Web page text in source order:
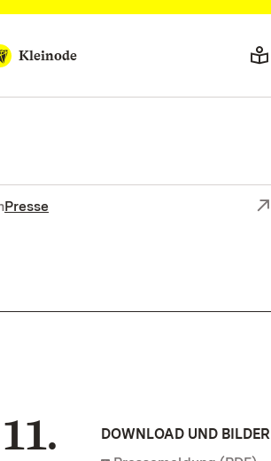
Kleinode
Presse
DOWNLOAD UND BILDER